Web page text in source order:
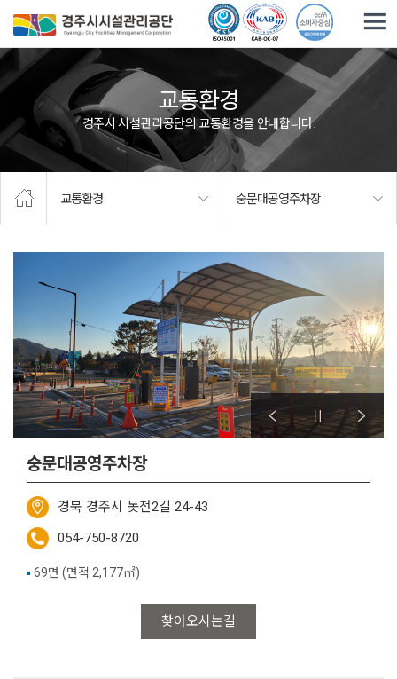
교통환경
경주시 시설관리공단의 교통환경을 안내합니다.
교통환경 숭문대공영주차장
숭문대공영주차장
경북 경주시 놋전2길 24-43
054-750-8720
찾아오시는길
69면 (면적 2,177㎡)